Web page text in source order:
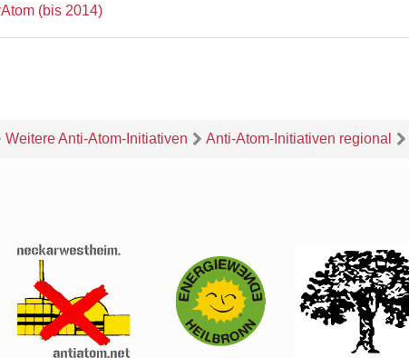
(bis 2014)
Weitere Anti-Atom-Initiativen Anti-Atom-Initiativen regional